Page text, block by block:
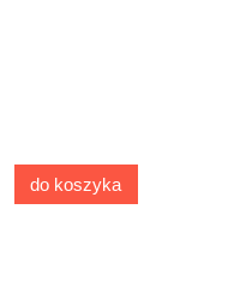
do koszyka